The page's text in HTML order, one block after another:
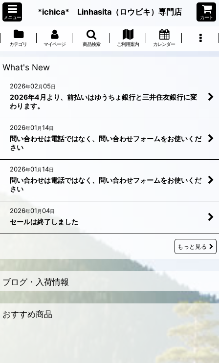
メニュー
*ichica* Linhasita（ロウビキ）専門店
カート
カテゴリ マイページ 商品検索 ご利用案内 カレンダー
What's New
2026年02 月05日
2026年4月より、前払いはゆうちょ銀行と三井住友銀行に変
わります。
2026年01 月14日
問い合わせは電話ではなく、問い合わせフォームをお使いくだ
さい
2026年01 月14日
問い合わせは電話ではなく、問い合わせフォームをお使いくだ
さい
2026年01 月04日
セールは終了しました
もっと見る
ブログ・入荷情報
おすすめ商品